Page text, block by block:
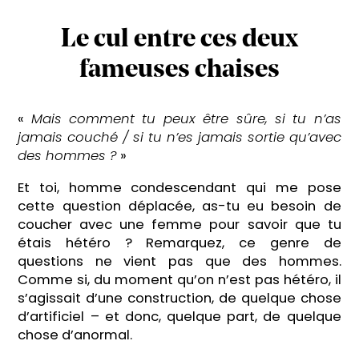
Le cul entre ces deux
fameuses chaises
« Mais comment tu peux être sûre, si tu n’as
jamais couché / si tu n’es jamais sortie qu’avec
des hommes ? »
Et toi, homme condescendant qui me pose
cette question déplacée, as-tu eu besoin de
coucher avec une femme pour savoir que tu
étais hétéro ? Remarquez, ce genre de
questions ne vient pas que des hommes.
Comme si, du moment qu’on n’est pas hétéro, il
s’agissait d’une construction, de quelque chose
d’artificiel – et donc, quelque part, de quelque
chose d’anormal.